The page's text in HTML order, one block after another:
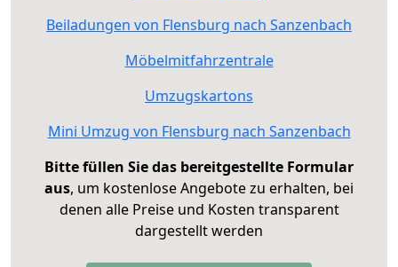
Beiladungen von Flensburg nach Sanzenbach
Möbelmitfahrzentrale
Umzugskartons
Mini Umzug von Flensburg nach Sanzenbach
Bitte füllen Sie das bereitgestellte Formular
aus, um kostenlose Angebote zu erhalten, bei
denen alle Preise und Kosten transparent
dargestellt werden